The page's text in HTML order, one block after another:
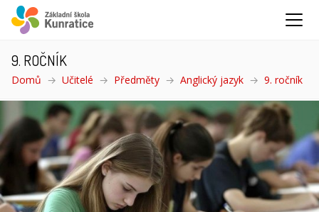
9. ROČNÍK
Domů Učitelé Předměty Anglický jazyk 9. ročník